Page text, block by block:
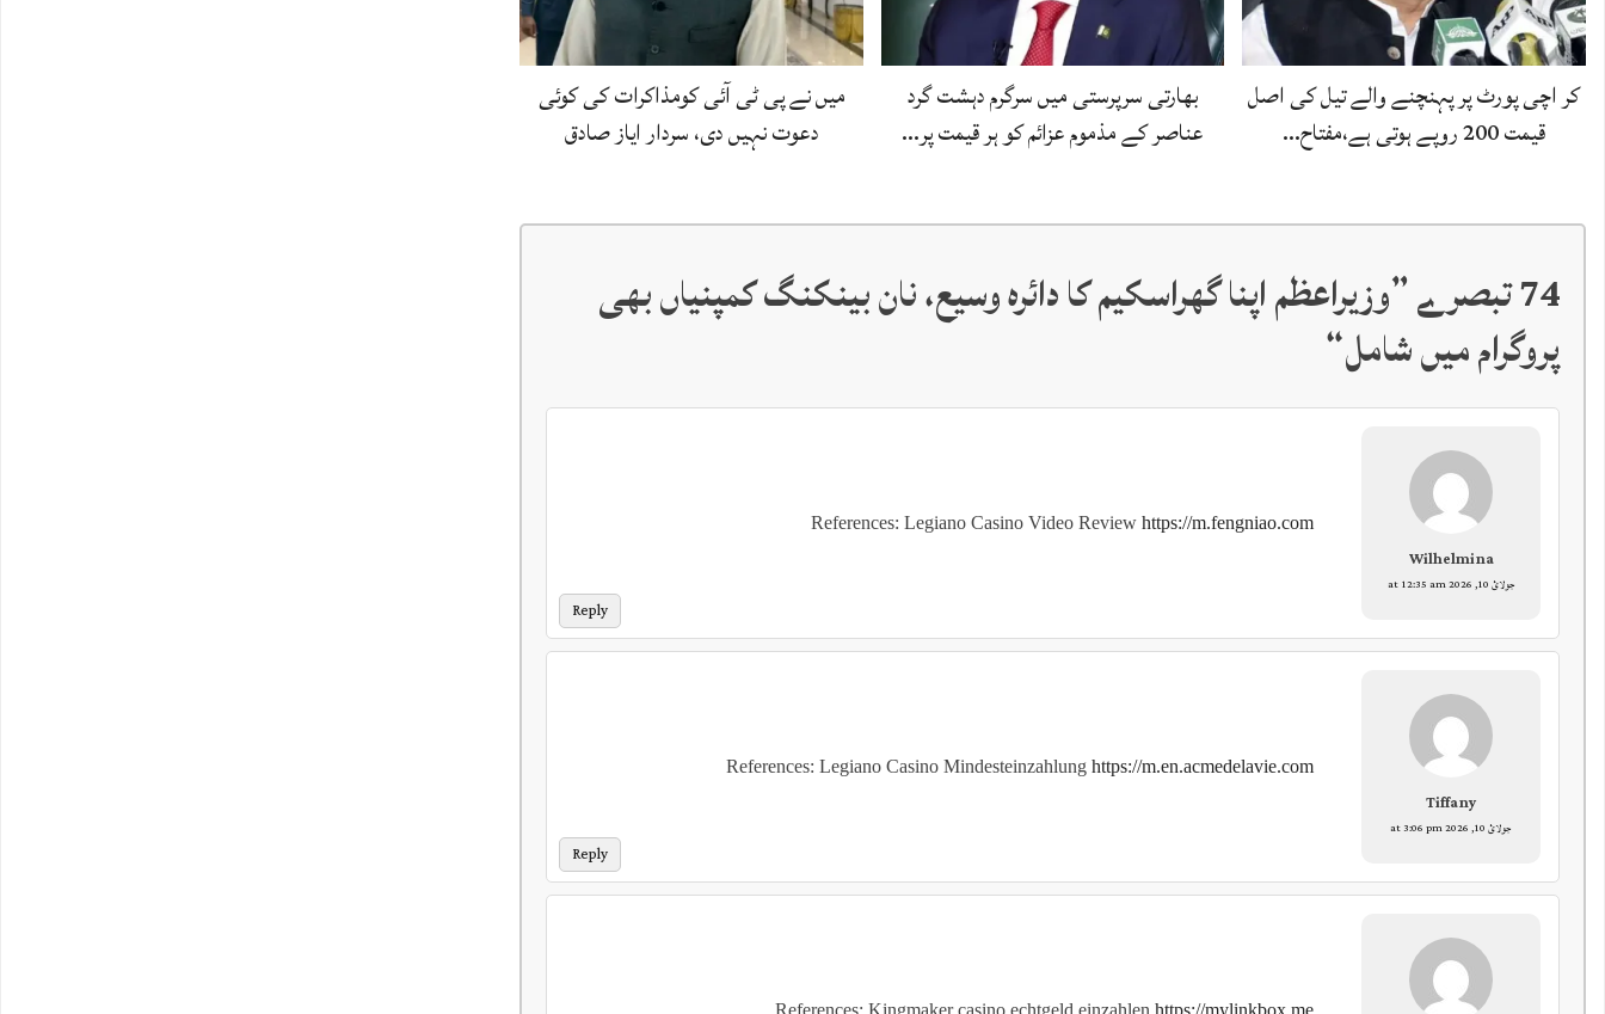
کر اچی پورٹ پر پہنچنے والے تیل کی اصل
قیمت 200 روپے ہوتی ہے،مفتاح…
بھارتی سرپرستی میں سرگرم دہشت گرد
عناصر کے مذموم عزائم کو ہر قیمت پر…
میں نے پی ٹی آئی کومذاکرات کی کوئی
دعوت نہیں دی، سردار ایاز صادق
74 تبصرے ” وزیراعظم اپنا گھراسکیم کا دائرہ وسیع، نان بینکنگ کمپنیاں بھی
پروگرام میں شامل“
Wilhelmina
جولائ 10, 2026 at 12:35 am
References: Legiano Casino Video Review https://m.fengniao.com
Reply
Tiffany
جولائ 10, 2026 at 3:06 pm
References: Legiano Casino Mindesteinzahlung https://m.en.acmedelavie.com
Reply
References: Kingmaker casino echtgeld einzahlen https://mylinkbox.me